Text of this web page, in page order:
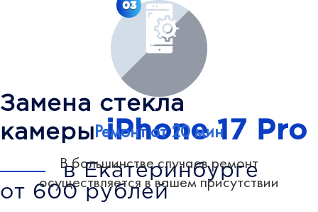
Замена стекла
камеры iPhone 17 Pro
в Екатеринбурге
от 600 рублей
03
Ремонт от 20 мин
В большинстве случаев ремонт
осуществляется в вашем присутствии